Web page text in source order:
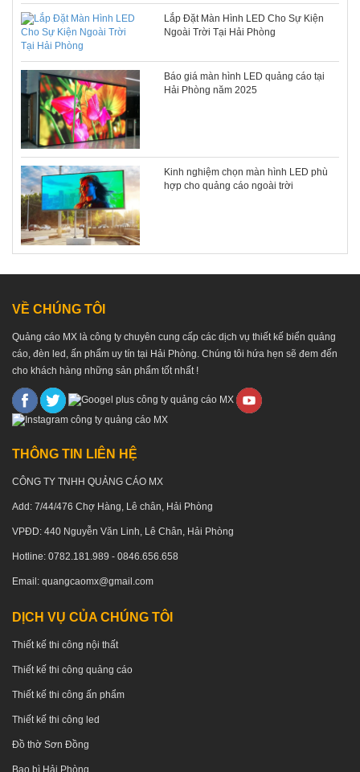
Lắp Đặt Màn Hình LED Cho Sự Kiện
Ngoài Trời Tại Hải Phòng
Báo giá màn hình LED quảng cáo tại
Hải Phòng năm 2025
Kinh nghiệm chọn màn hình LED phù
hợp cho quảng cáo ngoài trời
VỀ CHÚNG TÔI
Quảng cáo MX là công ty chuyên cung cấp các dịch vụ thiết kế biển quảng
cáo, đèn led, ấn phẩm uy tín tại Hải Phòng. Chúng tôi hứa hẹn sẽ đem đến
cho khách hàng những sản phẩm tốt nhất !
THÔNG TIN LIÊN HỆ
CÔNG TY TNHH QUẢNG CÁO MX
Add: 7/44/476 Chợ Hàng, Lê chân, Hải Phòng
VPĐD: 440 Nguyễn Văn Linh, Lê Chân, Hải Phòng
Hotline: 0782.181.989 - 0846.656.658
Email: quangcaomx@gmail.com
DỊCH VỤ CỦA CHÚNG TÔI
Thiết kế thi công nội thất
Thiết kế thi công quảng cáo
Thiết kế thi công ấn phẩm
Thiết kế thi công led
Đồ thờ Sơn Đồng
Bao bì Hải Phòng